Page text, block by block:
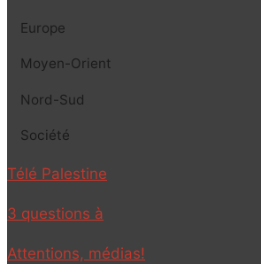
Europe
Moyen-Orient
Nord-Sud
Société
Télé Palestine
3 questions à
Attentions, médias!